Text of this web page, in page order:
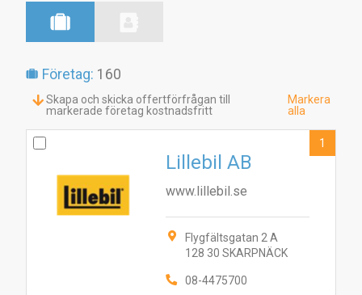
Företag: 160
Skapa och skicka offertförfrågan till
markerade företag kostnadsfritt
Markera
alla
Lillebil AB
www.lillebil.se
Flygfältsgatan 2 A
128 30 SKARPNÄCK
08-4475700
1